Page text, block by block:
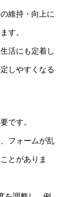
維持・向上に
す。
活にも定着し
しやすくなる
です。
フォームが乱
とがありま